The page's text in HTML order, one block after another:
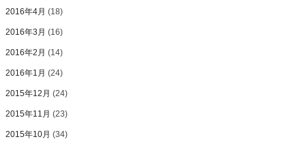
2016年4月 (18)
2016年3月 (16)
2016年2月 (14)
2016年1月 (24)
2015年12月 (24)
2015年11月 (23)
2015年10月 (34)